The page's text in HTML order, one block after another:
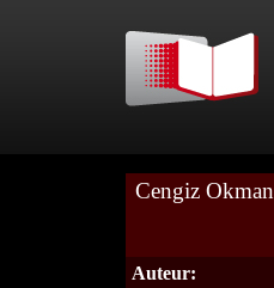
Cengiz Okman
Auteur: